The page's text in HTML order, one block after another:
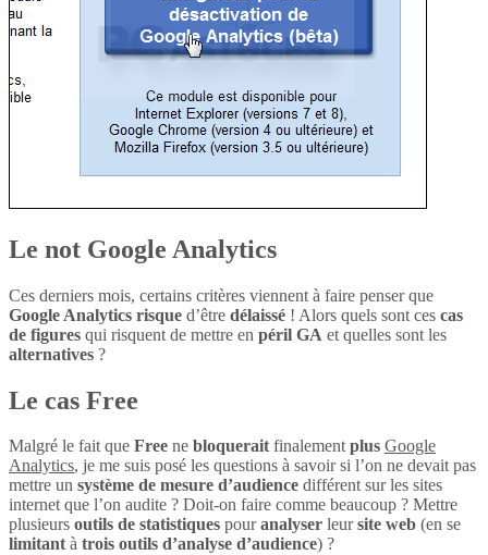
Le not Google Analytics
Ces derniers mois, certains critères viennent à faire penser que
Google Analytics risque d’être délaissé ! Alors quels sont ces cas
de figures qui risquent de mettre en péril GA et quelles sont les
alternatives ?
Le cas Free
Malgré le fait que Free ne bloqueraitfinalementplus Google
Analytics, je me suis posé les questions à savoir si l’on ne devait pas
mettre un système de mesure d’audience différent sur les sites
internet que l’on audite ? Doit-on faire comme beaucoup ? Mettre
plusieurs outils de statistiques pouranalyser leursite web (en se
limitantà trois outils d’analyse d’audience) ?